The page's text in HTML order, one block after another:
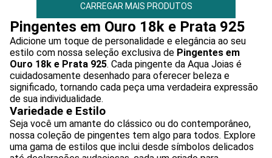
CARREGAR MAIS PRODUTOS
Pingentes em Ouro 18k e Prata 925
Adicione um toque de personalidade e elegância ao seu
estilo com nossa seleção exclusiva de Pingentes em
Ouro 18k e Prata 925. Cada pingente da Aqua Joias é
cuidadosamente desenhado para oferecer beleza e
significado, tornando cada peça uma verdadeira expressão
de sua individualidade.
Variedade e Estilo
Seja você um amante do clássico ou do contemporâneo,
nossa coleção de pingentes tem algo para todos. Explore
uma gama de estilos que inclui desde símbolos delicados